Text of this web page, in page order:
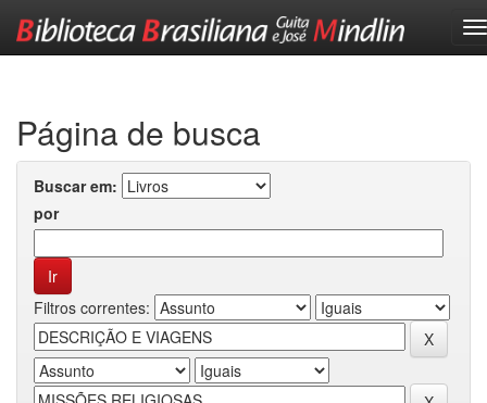
Página de busca
Buscar em:
por
Filtros correntes: